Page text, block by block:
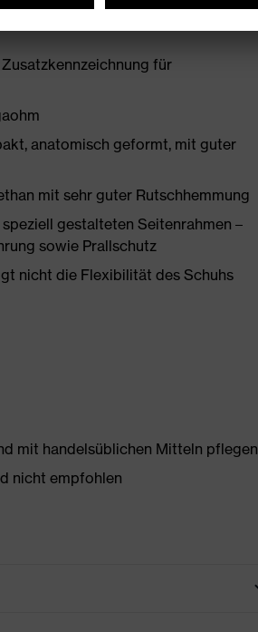
für
anatomisch geformt, mit guter
mit sehr guter Rutschhemmung
gestalteten Seitenrahmen –
sowie Prallschutz
nicht die Flexibilität des Schuhs
mit handelsüblichen Mitteln pflegen
nicht empfohlen